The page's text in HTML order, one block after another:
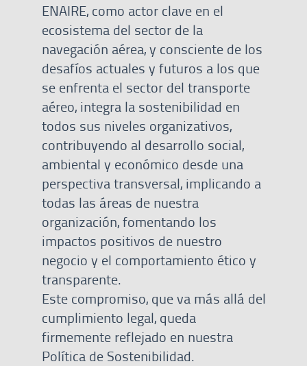
ENAIRE, como actor clave en el
ecosistema del sector de la
navegación aérea, y consciente de los
desafíos actuales y futuros a los que
se enfrenta el sector del transporte
aéreo, integra la sostenibilidad en
todos sus niveles organizativos,
contribuyendo al desarrollo social,
ambiental y económico desde una
perspectiva transversal, implicando a
todas las áreas de nuestra
organización, fomentando los
impactos positivos de nuestro
negocio y el comportamiento ético y
transparente.
Este compromiso, que va más allá del
cumplimiento legal, queda
firmemente reflejado en nuestra
Política de Sostenibilidad.